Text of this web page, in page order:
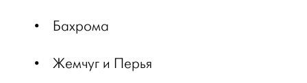
• Бахрома
• Жемчуг и Перья